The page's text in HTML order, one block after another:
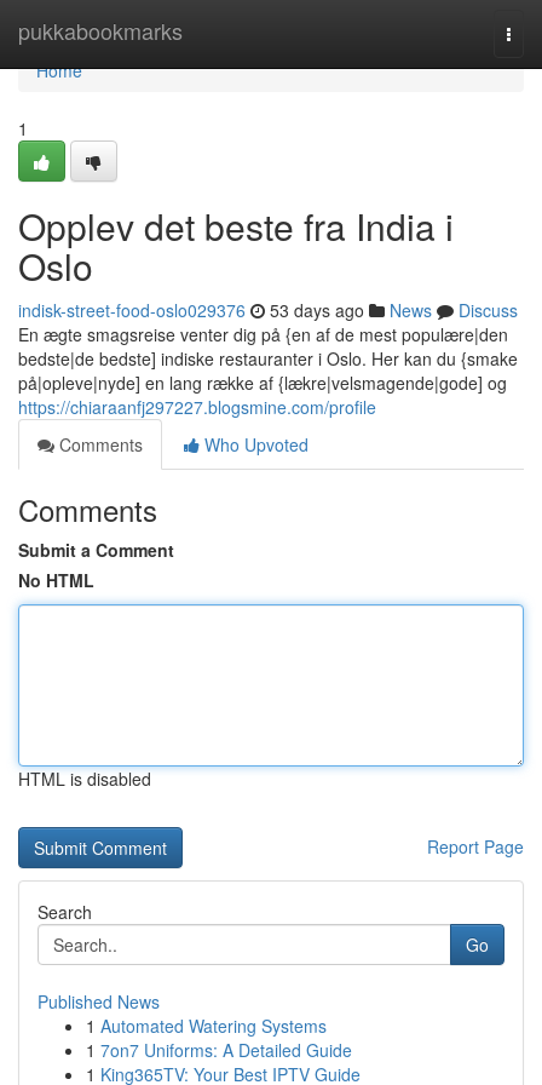
pukkabookmarks
Home
Home
1
Opplev det beste fra India i
Oslo
indisk-street-food-oslo029376 53 days ago News
Discuss
En ægte smagsreise venter dig på {en af de mest populære|den
bedste|de bedste] indiske restauranter i Oslo. Her kan du {smake
på|opleve|nyde] en lang række af {lækre|velsmagende|gode] og
https://chiaraanfj297227.blogsmine.com/profile
Comments
Who Upvoted
Comments
Submit a Comment
No HTML
HTML is disabled
Report Page
Search
Go
Published News
1 Automated Watering Systems
1 7on7 Uniforms: A Detailed Guide
1 King365TV: Your Best IPTV Guide